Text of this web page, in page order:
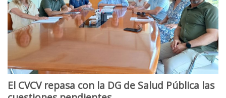
El CVCV repasa con la DG de Salud Pública las